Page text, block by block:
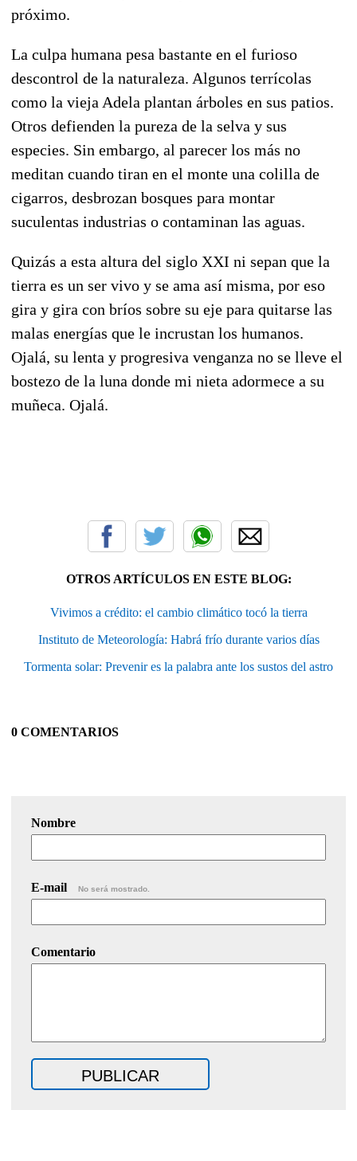
próximo.
La culpa humana pesa bastante en el furioso
descontrol de la naturaleza. Algunos terrícolas
como la vieja Adela plantan árboles en sus patios.
Otros defienden la pureza de la selva y sus
especies. Sin embargo, al parecer los más no
meditan cuando tiran en el monte una colilla de
cigarros, desbrozan bosques para montar
suculentas industrias o contaminan las aguas.
Quizás a esta altura del siglo XXI ni sepan que la
tierra es un ser vivo y se ama así misma, por eso
gira y gira con bríos sobre su eje para quitarse las
malas energías que le incrustan los humanos.
Ojalá, su lenta y progresiva venganza no se lleve el
bostezo de la luna donde mi nieta adormece a su
muñeca. Ojalá.
OTROS ARTÍCULOS EN ESTE BLOG:
Vivimos a crédito: el cambio climático tocó la tierra
Instituto de Meteorología: Habrá frío durante varios días
Tormenta solar: Prevenir es la palabra ante los sustos del astro
0 COMENTARIOS
Nombre
E-mail No será mostrado.
Comentario